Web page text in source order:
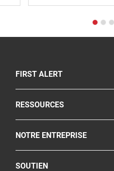
FIRST ALERTTOGGLE
Où acheter
RESSOURCESTOGGLE
NOTRE ENTREPRISETOGGLE
SOUTIENTOGGLE